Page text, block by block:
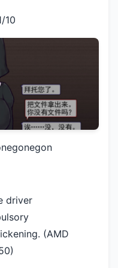
10
driver
(AMD